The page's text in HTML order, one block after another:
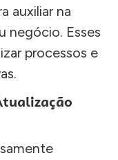
auxiliar na
negócio. Esses
processos e